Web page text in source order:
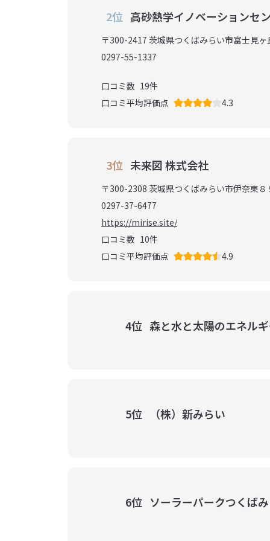
2位 高砂熱学イノベーションセ
〒300-2417 茨城県つくばみらい市富士見ヶ
0297-55-1337
口コミ数 19件
口コミ平均評価点
4.3
3位 未来図 株式会社
〒300-2308 茨城県つくばみらい市伊奈東８
0297-37-6477
https://mirise.site/
口コミ数 10件
口コミ平均評価点
4.9
4位 森と水と太陽のエネル
5位 （株）新みらい
6位 ソーラーパークつくば